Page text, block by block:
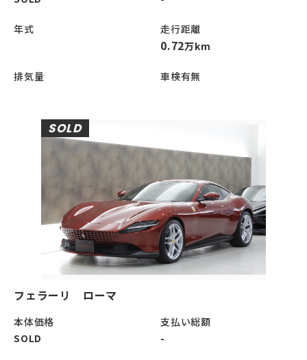
年式 走行距離
0.72万km
排気量 車検有無
SOLD
フェラーリ ローマ
本体価格
SOLD
支払い総額
-